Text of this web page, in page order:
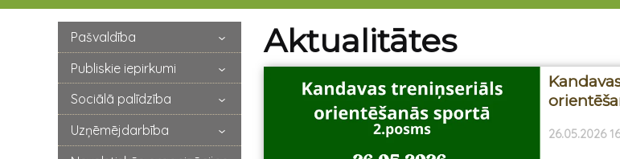
Pašvaldība
Publiskie iepirkumi
Sociālā palīdzība
Uzņēmējdarbība
Aktualitātes
26.05.2026